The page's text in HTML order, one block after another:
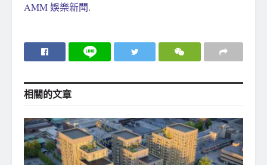
AMM 娛樂新聞.
相關的文章